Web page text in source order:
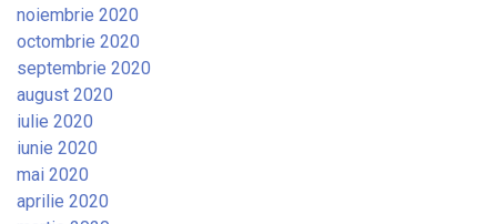
noiembrie 2020
octombrie 2020
septembrie 2020
august 2020
iulie 2020
iunie 2020
mai 2020
aprilie 2020